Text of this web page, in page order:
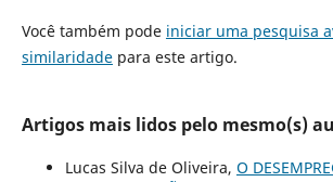
Você também pode iniciar uma pesquisa
similaridadepara este artigo.
Artigos mais lidos pelo mesmo(s)
Lucas Silva de Oliveira, O